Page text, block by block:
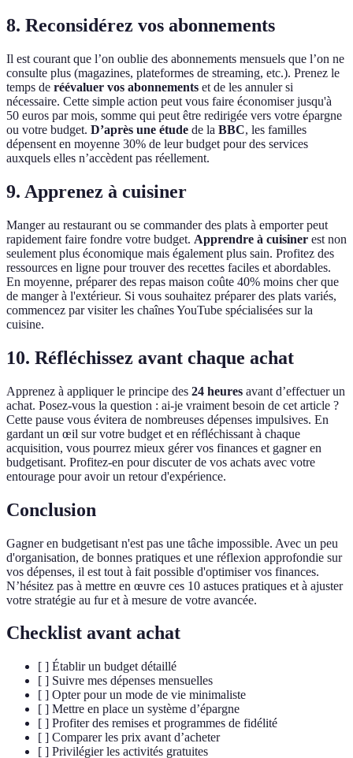
8. Reconsidérez vos abonnements
Il est courant que l’on oublie des abonnements mensuels que l’on ne
consulte plus (magazines, plateformes de streaming, etc.). Prenez le
temps de réévaluer vos abonnements et de les annuler si
nécessaire. Cette simple action peut vous faire économiser jusqu'à
50 euros par mois, somme qui peut être redirigée vers votre épargne
ou votre budget. D’après une étude de la BBC, les familles
dépensent en moyenne 30% de leur budget pour des services
auxquels elles n’accèdent pas réellement.
9. Apprenez à cuisiner
Manger au restaurant ou se commander des plats à emporter peut
rapidement faire fondre votre budget. Apprendre à cuisiner est non
seulement plus économique mais également plus sain. Profitez des
ressources en ligne pour trouver des recettes faciles et abordables.
En moyenne, préparer des repas maison coûte 40% moins cher que
de manger à l'extérieur. Si vous souhaitez préparer des plats variés,
commencez par visiter les chaînes YouTube spécialisées sur la
cuisine.
10. Réfléchissez avant chaque achat
Apprenez à appliquer le principe des 24 heures avant d’effectuer un
achat. Posez-vous la question : ai-je vraiment besoin de cet article ?
Cette pause vous évitera de nombreuses dépenses impulsives. En
gardant un œil sur votre budget et en réfléchissant à chaque
acquisition, vous pourrez mieux gérer vos finances et gagner en
budgetisant. Profitez-en pour discuter de vos achats avec votre
entourage pour avoir un retour d'expérience.
Conclusion
Gagner en budgetisant n'est pas une tâche impossible. Avec un peu
d'organisation, de bonnes pratiques et une réflexion approfondie sur
vos dépenses, il est tout à fait possible d'optimiser vos finances.
N’hésitez pas à mettre en œuvre ces 10 astuces pratiques et à ajuster
votre stratégie au fur et à mesure de votre avancée.
Checklist avant achat
[ ] Établir un budget détaillé
[ ] Suivre mes dépenses mensuelles
[ ] Opter pour un mode de vie minimaliste
[ ] Mettre en place un système d’épargne
[ ] Profiter des remises et programmes de fidélité
[ ] Comparer les prix avant d’acheter
[ ] Privilégier les activités gratuites